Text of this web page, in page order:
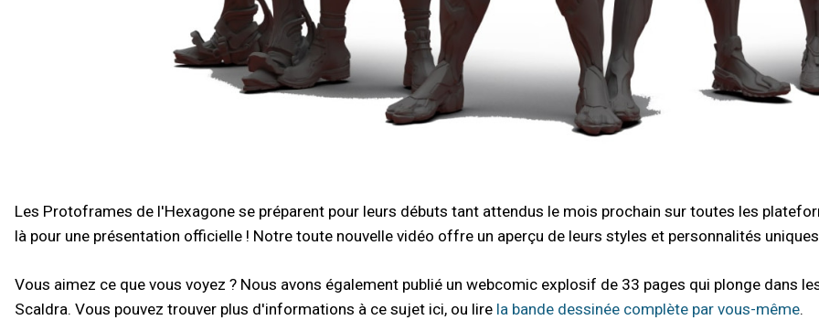
Les Protoframes de l'Hexagone se préparent pour leurs débuts tant attendus le mois prochain sur toutes les
là pour une présentation officielle ! Notre toute nouvelle vidéo offre un aperçu de leurs styles et personnalités
Vous aimez ce que vous voyez ? Nous avons également publié un webcomic explosif de 33 pages qui plonge dans
Scaldra. Vous pouvez trouver plus d'informations à ce sujet ici, ou lire la bande dessinée complète par vous-même.